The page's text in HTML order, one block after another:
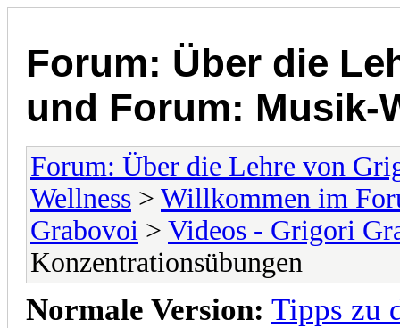
Forum: Über die
und Forum: Musik-
Forum: Über die Lehre von
Wellness > Willkommen im
Grabovoi > Videos - Grigori
Konzentrationsübungen
Normale Version: Tipps zu